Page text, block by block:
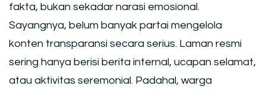
fakta, bukan sekadar narasi emosional.
Sayangnya, belum banyak partai mengelola
konten transparansi secara serius. Laman resmi
sering hanya berisi berita internal, ucapan selamat,
atau aktivitas seremonial. Padahal, warga